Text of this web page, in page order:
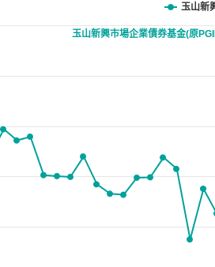
axis displaying categories.
玉山新興市場企業債券基金(原
玉山新